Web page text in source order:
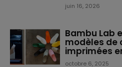
juin 16, 2026
Bambu Lab
modèles de
imprimées
octobre 6, 2025